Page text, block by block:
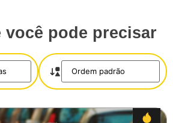
você pode precisar